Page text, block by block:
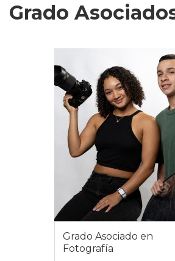
Grado
Grado Asociado en
Fotografía